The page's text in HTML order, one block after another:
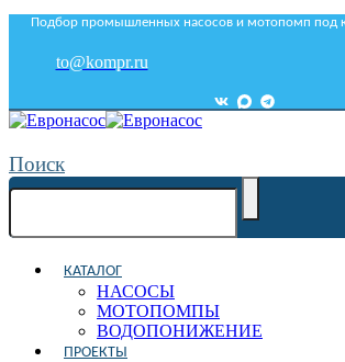
Подбор промышленных насосов и мотопомп под
to@kompr.ru
Поиск
КАТАЛОГ
НАСОСЫ
МОТОПОМПЫ
ВОДОПОНИЖЕНИЕ
ПРОЕКТЫ